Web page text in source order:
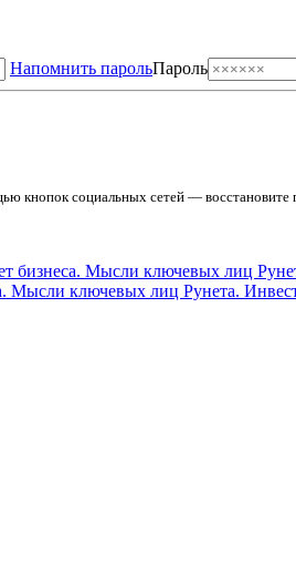
Напомнить парольПароль
кнопок социальных сетей — восстановите
Мысли ключевых лиц Рунета.